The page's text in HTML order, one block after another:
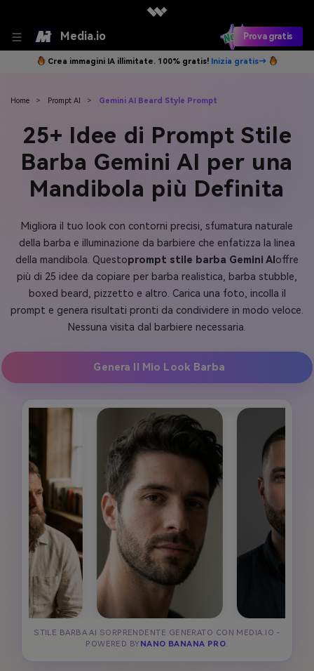
Media.io Prova gratis
Crea immagini IA illimitate. 100% gratis! Inizia gratis→
Home > Prompt AI > Gemini AI Beard Style Prompt
25+ Idee di Prompt Stile
Barba Gemini AI per una
Mandibola più Definita
Migliora il tuo look con contorni precisi, sfumatura naturale
della barba e illuminazione da barbiere che enfatizza la linea
della mandibola. Questoprompt stile barba Gemini AI offre
più di 25 idee da copiare per barba realistica, barba stubble,
boxed beard, pizzetto e altro. Carica una foto, incolla il
prompt e genera risultati pronti da condividere in modo veloce.
Nessuna visita dal barbiere necessaria.
Genera Il Mio Look Barba
STILE BARBA AI SORPRENDENTE GENERATO CON MEDIA.IO -
POWERED BY NANO BANANA PRO.